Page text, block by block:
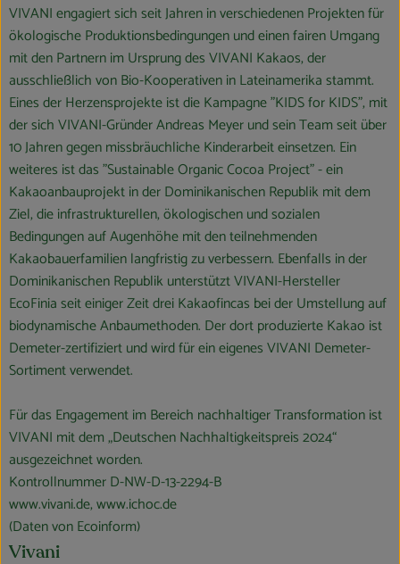
VIVANI engagiert sich seit Jahren in verschiedenen Projekten für
ökologische Produktionsbedingungen und einen fairen Umgang
mit den Partnern im Ursprung des VIVANI Kakaos, der
ausschließlich von Bio-Kooperativen in Lateinamerika stammt.
Eines der Herzensprojekte ist die Kampagne "KIDS for KIDS", mit
der sich VIVANI-Gründer Andreas Meyer und sein Team seit über
10 Jahren gegen missbräuchliche Kinderarbeit einsetzen. Ein
weiteres ist das "Sustainable Organic Cocoa Project" - ein
Kakaoanbauprojekt in der Dominikanischen Republik mit dem
Ziel, die infrastrukturellen, ökologischen und sozialen
Bedingungen auf Augenhöhe mit den teilnehmenden
Kakaobauerfamilien langfristig zu verbessern. Ebenfalls in der
Dominikanischen Republik unterstützt VIVANI-Hersteller
EcoFinia seit einiger Zeit drei Kakaofincas bei der Umstellung auf
biodynamische Anbaumethoden. Der dort produzierte Kakao ist
Demeter-zertifiziert und wird für ein eigenes VIVANI Demeter-
Sortiment verwendet.
Für das Engagement im Bereich nachhaltiger Transformation ist
VIVANI mit dem „Deutschen Nachhaltigkeitspreis 2024“
ausgezeichnet worden.
Kontrollnummer D-NW-D-13-2294-B
www.vivani.de, www.ichoc.de
(Daten von Ecoinform)
Vivani